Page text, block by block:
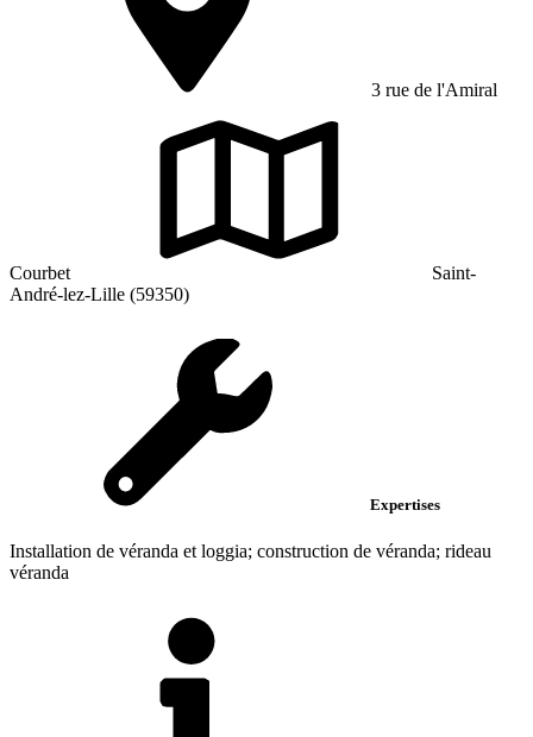
3 rue de l'Amiral
Courbet
Saint-
André-lez-Lille (59350)
Expertises
Installation de véranda et loggia; construction de véranda; rideau
véranda